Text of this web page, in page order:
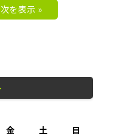
次を表示 »
金 土
日